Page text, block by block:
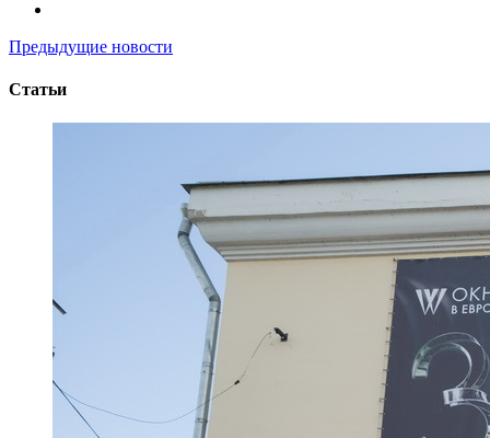
Предыдущие новости
Статьи